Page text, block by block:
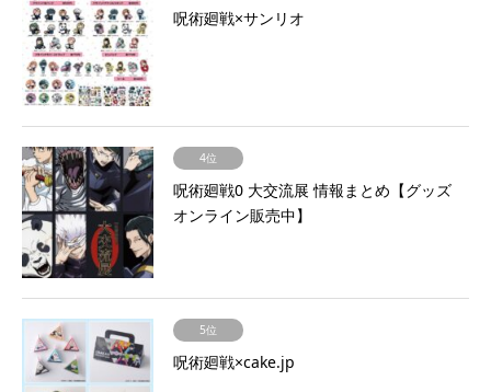
呪術廻戦×サンリオ
4位
呪術廻戦0 大交流展 情報まとめ【グッズ
オンライン販売中】
5位
呪術廻戦×cake.jp